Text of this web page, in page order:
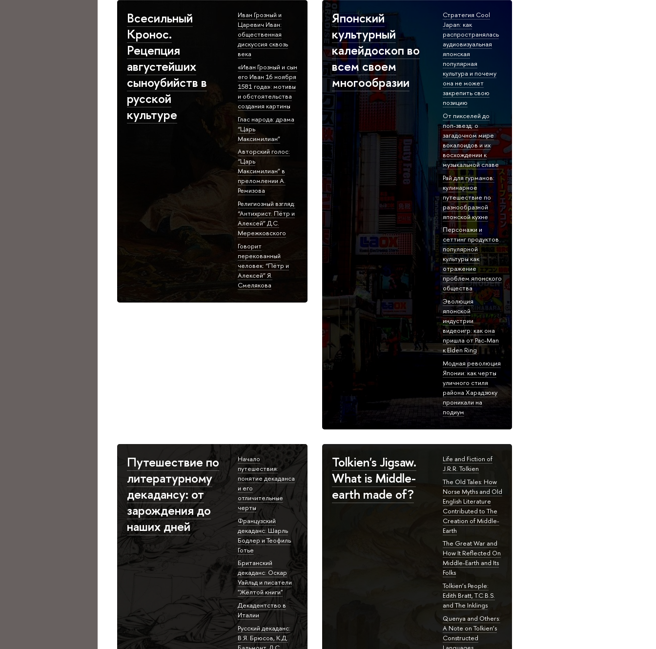
Всесильный
Кронос.
Рецепция
августейших
сыноубийств в
русской
культуре
Иван Грозный и
Царевич Иван:
общественная
дискуссия сквозь
века
«Иван Грозный и сын
его Иван 16 ноября
1581 года»: мотивы
и обстоятельства
создания картины
Глас народа: драма
“Царь
Максимилиан”
Авторский голос:
“Царь
Максимилиан” в
преломлении А.
Ремизова
Религиозный взгляд:
“Антихрист. Пётр и
Алексей” Д.С.
Мережковского
Говорит
перекованный
человек: “Пётр и
Алексей” Я.
Смелякова
Японский
культурный
калейдоскоп во
всем своем
многообразии
Стратегия Cool
Japan: как
распространялась
аудиовизуальная
японская
популярная
культура и почему
она не может
закрепить свою
позицию
От пикселей до
поп-звезд: о
загадочном мире
вокалоидов и их
восхождении к
музыкальной славе
Рай для гурманов:
кулинарное
путешествие по
разнообразной
японской кухне
Персонажи и
сеттинг продуктов
популярной
культуры как
отражение
проблем японского
общества
Эволюция
японской
индустрии
видеоигр: как она
пришла от Pac-Man
к Elden Ring
Модная революция
Японии: как черты
уличного стиля
района Харадзюку
проникали на
подиум
Путешествие по
литературному
декадансу: от
зарождения до
наших дней
Начало
путешествия:
понятие декаданса
и его
отличительные
черты
Французский
декаданс: Шарль
Бодлер и Теофиль
Готье
Британский
декаданс: Оскар
Уайльд и писатели
"Жёлтой книги"
Декадентство в
Италии
Русский декаданс:
В.Я. Брюсов, К.Д.
Tolkien's Jigsaw.
What is Middle-
earth made of?
Life and Fiction of
J.R.R. Tolkien
The Old Tales: How
Norse Myths and Old
English Literature
Contributed to The
Creation of Middle-
Earth
The Great War and
How It Reflected On
Middle-Earth and Its
Folks
Tolkien’s People:
Edith Bratt, T.C.B.S.
and The Inklings
Quenya and Others:
A Note on Tolkien’s
Constructed